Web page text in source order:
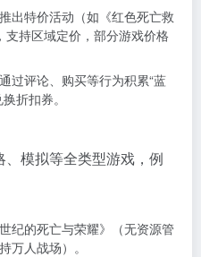
出特价活动（如《红色死亡救
支持区域定价，部分游戏价格
过评论、购买等行为积累“蓝
折扣券。
模拟等全类型游戏，例
纪的死亡与荣耀》（无资源管
万人战场）。